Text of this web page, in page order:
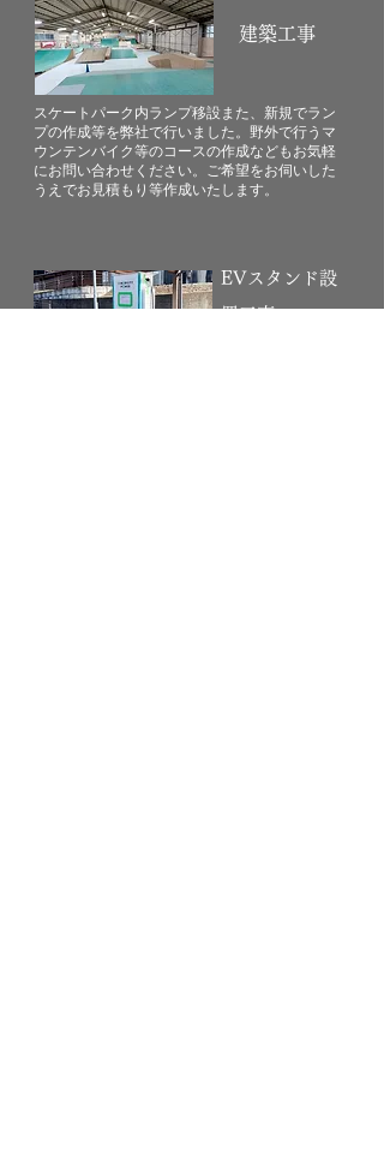
建築工事
スケートパーク内ランプ移設また、新規でラン
プの作成等を弊社で行いました。野外で行うマ
ウンテンバイク等のコースの作成などもお気軽
にお問い合わせください。ご希望をお伺いした
うえでお見積もり等作成いたします。
EVスタンド設
置工事